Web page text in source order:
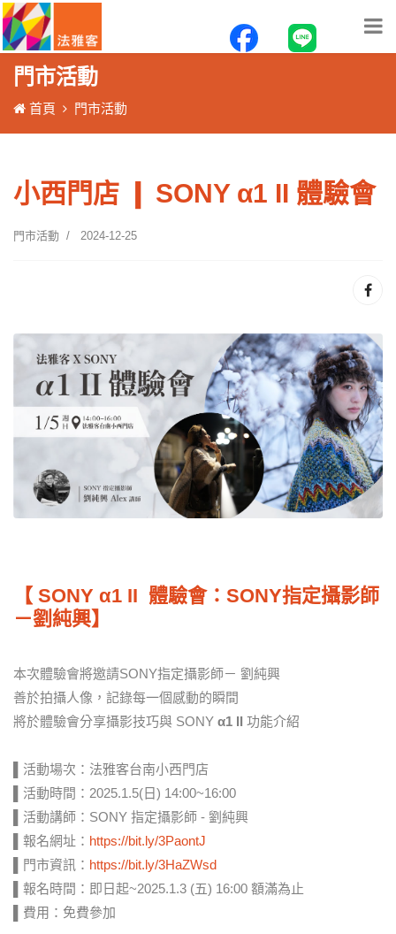
門市活動
首頁 門市活動
小西門店 ❙ SONY α1 II 體驗會
門市活動 2024-12-25
【 SONY α1 II 體驗會：SONY指定攝影師
－劉純興】
本次體驗會將邀請SONY指定攝影師－ 劉純興
善於拍攝人像，記錄每一個感動的瞬間
將於體驗會分享攝影技巧與 SONY α1 II 功能介紹
▌活動場次：法雅客台南小西門店
▌活動時間：2025.1.5(日) 14:00~16:00
▌活動講師：SONY 指定攝影師 - 劉純興
▌報名網址： https://bit.ly/3PaontJ
▌門市資訊： https://bit.ly/3HaZWsd
▌報名時間：即日起~2025.1.3 (五) 16:00 額滿為止
▌費用：免費參加